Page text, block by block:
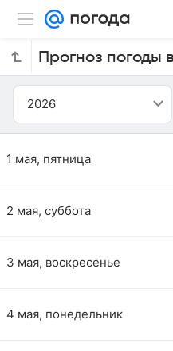
2026
1 мая, пятница
2 мая, суббота
3 мая, воскресенье
4 мая, понедельник